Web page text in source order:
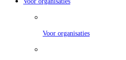
Voor organisaties